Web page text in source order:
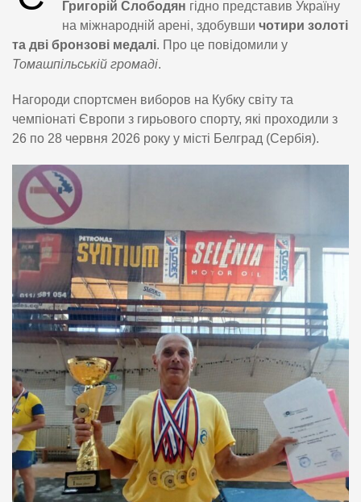
Григорій Слободян гідно представив Україну
на міжнародній арені, здобувши чотири золоті
та дві бронзові медалі. Про це повідомили у
Томашпільській громаді.
Нагороди спортсмен виборов на Кубку світу та
чемпіонаті Європи з гирьового спорту, які проходили з
26 по 28 червня 2026 року у місті Белград (Сербія).